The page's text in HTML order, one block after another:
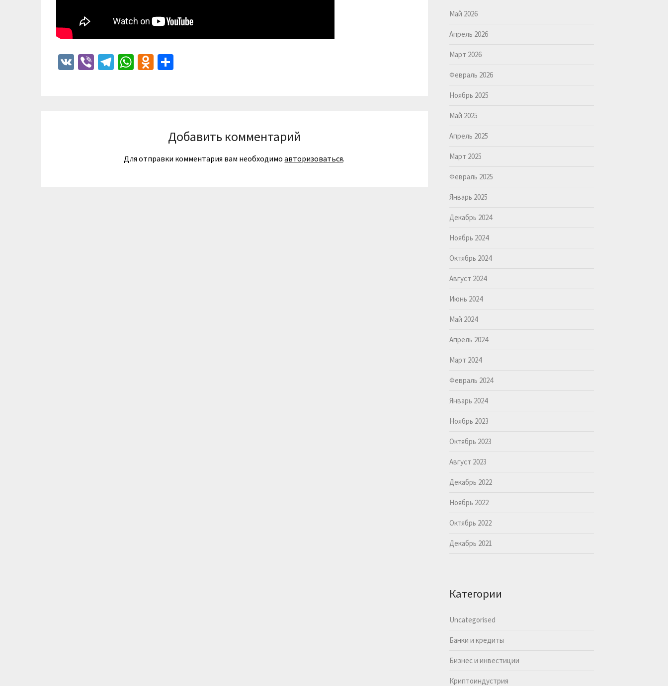
VK ViberTelegram
WhatsApp
Odnoklassniki
Добавить комментарий
Для отправки комментария вам необходимоавторизоваться.
Май 2026
Апрель 2026
Март 2026
Февраль 2026
Ноябрь 2025
Май 2025
Апрель 2025
Март 2025
Февраль 2025
Январь 2025
Декабрь 2024
Ноябрь 2024
Октябрь 2024
Август 2024
Июнь 2024
Май 2024
Апрель 2024
Март 2024
Февраль 2024
Январь 2024
Ноябрь 2023
Октябрь 2023
Август 2023
Декабрь 2022
Ноябрь 2022
Октябрь 2022
Декабрь 2021
Категории
Uncategorised
Банки и кредиты
Бизнес и инвестиции
Криптоиндустрия